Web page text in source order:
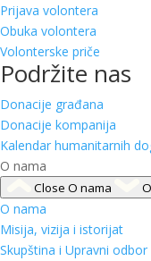
Prijava volontera
Obuka volontera
Volonterske priče
Podržite nas
Donacije građana
Donacije kompanija
Kalendar humanitarnih
O nama
Close O nama
O nama
Misija, vizija i istorijat
Skupština i Upravni odbor